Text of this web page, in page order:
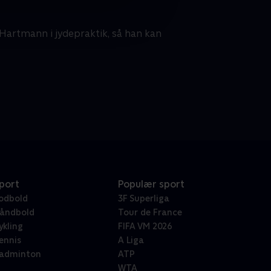
i jydepraktik, så han kan
Populær sport
3F Superliga
Tour de France
FIFA VM 2026
A Liga
ATP
WTA